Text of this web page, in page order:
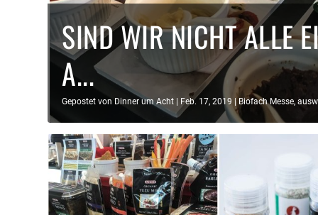
SIND WIR NICHT ALLE
A...
Gepostet von Dinner um Acht Feb. 17, 2019 | Biofach Messe,